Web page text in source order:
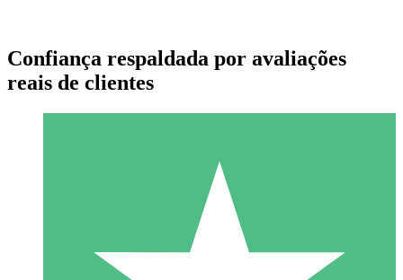
Pacotes de Créditos Individuais
Pague conforme o uso com créditos de download. Sem
Confiança respaldada por avaliações
reais de clientes